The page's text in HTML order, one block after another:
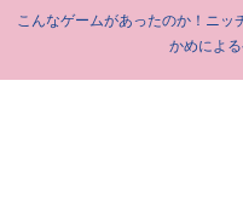
こんなゲームがあったのか！ニッ
かめによる